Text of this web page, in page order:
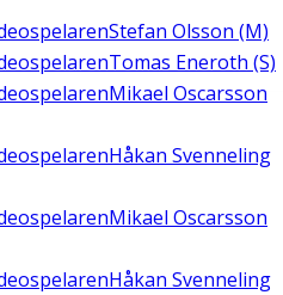
Stefan Olsson (M)
Tomas Eneroth (S)
Mikael Oscarsson
Håkan Svenneling
Mikael Oscarsson
Håkan Svenneling